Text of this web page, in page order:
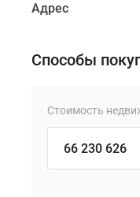
Адрес
Способы
Стоимость